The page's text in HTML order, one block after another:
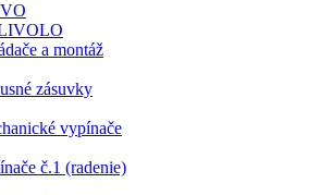
a montáž
zásuvky
vypínače
č.1 (radenie)